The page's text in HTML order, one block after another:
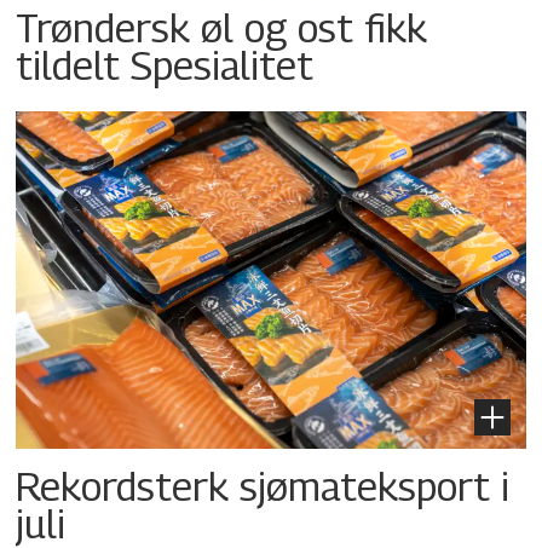
Trøndersk øl og ost fikk
tildelt Spesialitet
Rekordsterk sjømateksport i
juli